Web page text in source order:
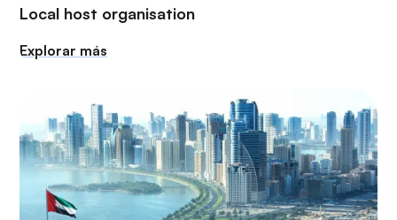
Local host organisation
Explorar más